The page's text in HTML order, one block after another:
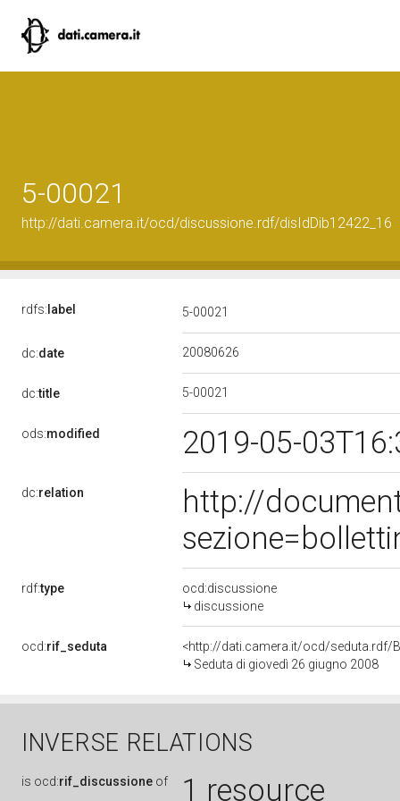
5-00021
http://dati.camera.it/ocd/discussione.rdf/disIdDib12422_16
rdfs: label 5-00021
dc:date 20080626
dc:title 5-00021
ods:modified 2019-05-
dc:relation
http://
rdf:type
ocd:discussione
discussione
ocd:rif_seduta
<http://dati.camera.it/ocd/seduta.rdf/
Seduta di giovedì 26 giugno 2008
INVERSE RELATIONS
is ocd:rif_discussione of 1 resource